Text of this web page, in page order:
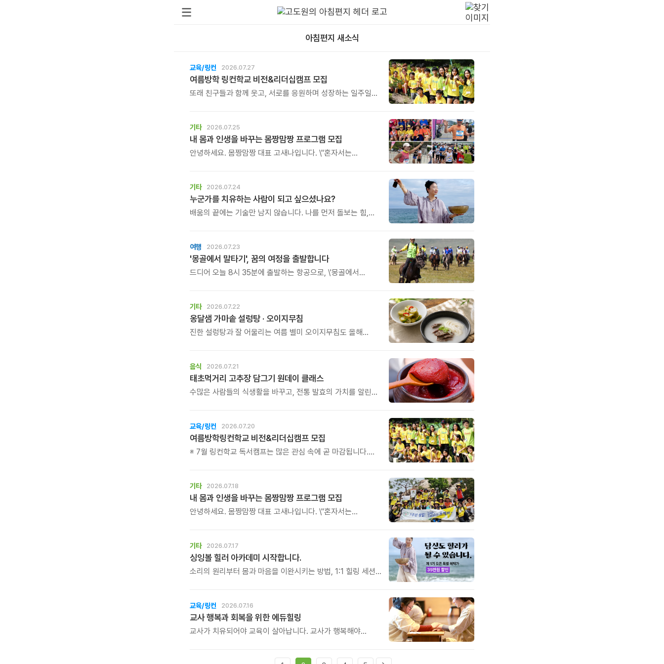
아침편지 새소식
교육/링컨 2026.07.27
여름방학 링컨학교 비전&리더십캠프 모집
또래 친구들과 함께 웃고, 서로를 응원하며 성장하는 일주일은
바랍니다.
기타 2026.07.25
내 몸과 인생을 바꾸는 몸짱맘짱 프로그램 모집
안녕하세요. 몸짱맘짱 대표 고새나입니다. \"혼자서는
몸짱맘짱의 여정은 혼자 걷는 길이 아닙니다.
같이 걸으면, 끝까지 갈 수 있습니다.
기타 2026.07.24
누군가를 치유하는 사람이 되고 싶으셨나요?
배움의 끝에는 기술만 남지 않습니다. 나를 먼저 돌보는 힘,
배우고, 그 울림을 세상에 전하는 사람이 되어보세요.
여행 2026.07.23
'몽골에서 말타기', 꿈의 여정을 출발합니다
드디어 오늘 8시 35분에 출발하는 항공으로, \'몽골에서
기타 2026.07.22
옹달샘 가마솥 설렁탕 · 오이지무침
진한 설렁탕과 잘 어울리는 여름 별미 오이지무침도 올해
음식 2026.07.21
태초먹거리 고추장 담그기 원데이 클래스
수많은 사람들의 식생활을 바꾸고, 전통 발효의 가치를 알린
교육/링컨 2026.07.20
여름방학링컨학교 비전&리더십캠프 모집
※ 7월 링컨학교 독서캠프는 많은 관심 속에 곧 마감됩니다.
기타 2026.07.18
내 몸과 인생을 바꾸는 몸짱맘짱 프로그램 모집
안녕하세요. 몸짱맘짱 대표 고새나입니다. \"혼자서는
몸짱맘짱의 여정은 혼자 걷는 길이 아닙니다.
같이 걸으면, 끝까지 갈 수 있습니다.
기타 2026.07.17
싱잉볼 힐러 아카데미 시작합니다.
소리의 원리부터 몸과 마음을 이완시키는 방법, 1:1 힐링 세션,
교육/링컨 2026.07.16
교사 행복과 회복을 위한 에듀힐링
교사가 치유되어야 교육이 살아납니다. 교사가 행복해야
시간입니다. 누군가를 가르치기 위해 애써온 시간만큼, 이제는